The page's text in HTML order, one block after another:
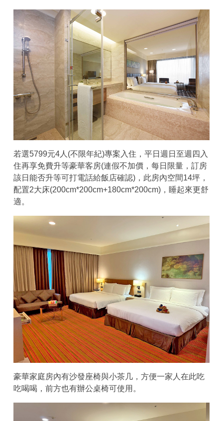
若選5799元4人(不限年紀)專案入住，平日週日至週四入
住再享免費升等豪華客房(連假不加價，每日限量，訂房
該日能否升等可打電話給飯店確認)，此房內空間14坪，
配置2大床(200cm*200cm+180cm*200cm)，睡起來更舒
適。
豪華家庭房內有沙發座椅與小茶几，方便一家人在此吃
吃喝喝，前方也有辦公桌椅可使用。